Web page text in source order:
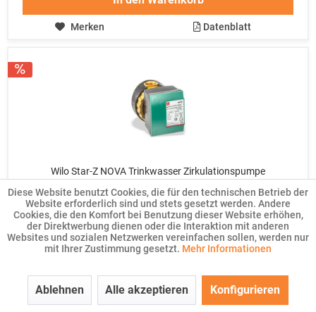
Merken Datenblatt
Wilo Star-Z NOVA Trinkwasser Zirkulationspumpe
389,00 € * 733,00 € *
Nettopreis: 326,89 €
Sofort versandfertig, Lieferzeit ca. 1 - 10 Werktage
In den Warenkorb
Merken Datenblatt
Diese Website benutzt Cookies, die für den technischen Betrieb der
Website erforderlich sind und stets gesetzt werden. Andere
Cookies, die den Komfort bei Benutzung dieser Website erhöhen,
der Direktwerbung dienen oder die Interaktion mit anderen
Websites und sozialen Netzwerken vereinfachen sollen, werden nur
mit Ihrer Zustimmung gesetzt. Mehr Informationen
Ablehnen Alle akzeptieren Konfigurieren